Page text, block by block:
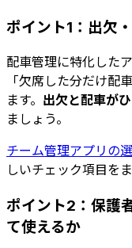
ポイント1：出欠
配車管理に特化した
「欠席した分だけ配
ます。 出欠と配車が
ましょう。
チーム管理アプリの
しいチェック項目を
ポイント2：保護
て使えるか